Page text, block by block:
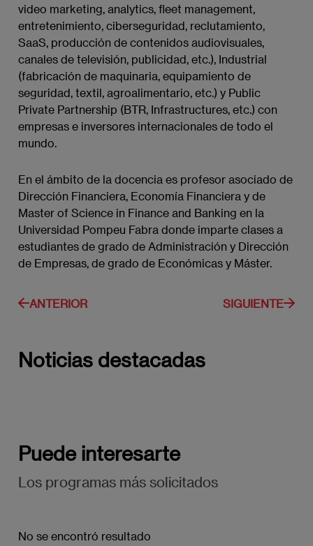
video marketing, analytics, fleet management,
entretenimiento, ciberseguridad, reclutamiento,
SaaS, producción de contenidos audiovisuales,
canales de televisión, publicidad, etc.), Industrial
(fabricación de maquinaria, equipamiento de
seguridad, textil, agroalimentario, etc.) y Public
Private Partnership (BTR, Infrastructures, etc.) con
empresas e inversores internacionales de todo el
mundo.
En el ámbito de la docencia es profesor asociado de
Dirección Financiera, Economía Financiera y de
Master of Science in Finance and Banking en la
Universidad Pompeu Fabra donde imparte clases a
estudiantes de grado de Administración y Dirección
de Empresas, de grado de Económicas y Máster.
ANTERIOR SIGUIENTE
Noticias destacadas
Puede interesarte
Los programas más solicitados
No se encontró resultado